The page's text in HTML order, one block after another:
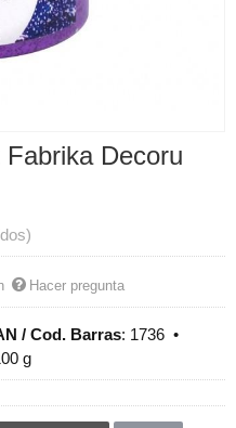
Decoru
Hacer pregunta
/ Cod. Barras: 1736 •
g